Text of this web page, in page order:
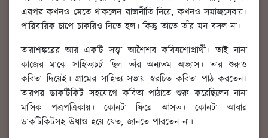
এরপর কখনও মেতে থাকলেন রাজনীতি নিয়ে, কখনও সমাজসেবায়।
পারিবারিক চাপে চাকরিও নিতে হল। কিন্তু তাতে তাঁর মন বসল না।
তারাশঙ্করের আর একটি সত্ত্বা আশৈশব কবিযশোপ্রার্থী। তাই নানা
কাজের মাঝে সাহিত্যচর্চা ছিল তাঁর অন্যতম অভ্যাস। তার শুরুও
কবিতা দিয়েই। গ্রামের সাহিত্য সভায় স্বরচিত কবিতা পাঠ করতেন।
তারপর ডাকটিকিট সহযোগে কবিতা পাঠাতে শুরু করেছিলেন নানা
মাসিক পত্রপত্রিকায়। কোনটা ফিরে আসত। কোনটা আবার
ডাকটিকিটসহ উধাও হয়ে যেত, জানতে পারতেন না।